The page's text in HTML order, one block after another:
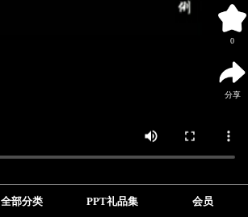
0
分享
全部分类 PPT礼品集 会员